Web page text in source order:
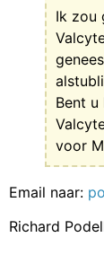
Ik zou
Bent
voor
Email naar:
Richard